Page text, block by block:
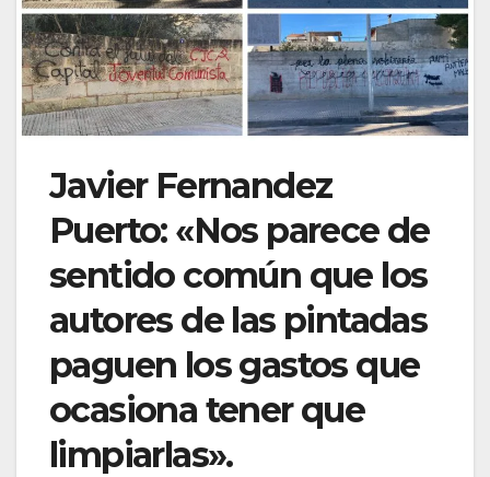
Javier Fernandez
Puerto: «Nos parece de
sentido común que los
autores de las pintadas
paguen los gastos que
ocasiona tener que
limpiarlas».